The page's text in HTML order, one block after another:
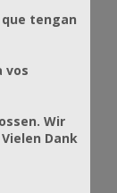
que tengan
vos
Wir
Dank